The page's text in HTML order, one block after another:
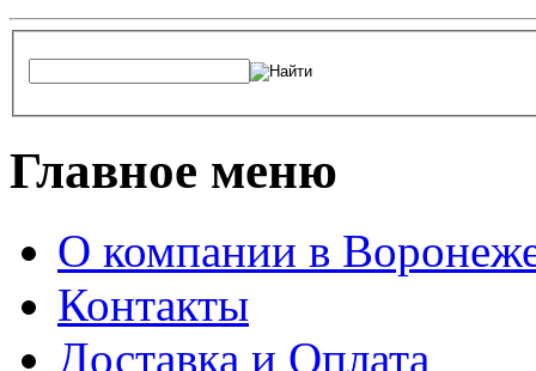
Главное меню
О компании в
Контакты
Доставка и Оплата